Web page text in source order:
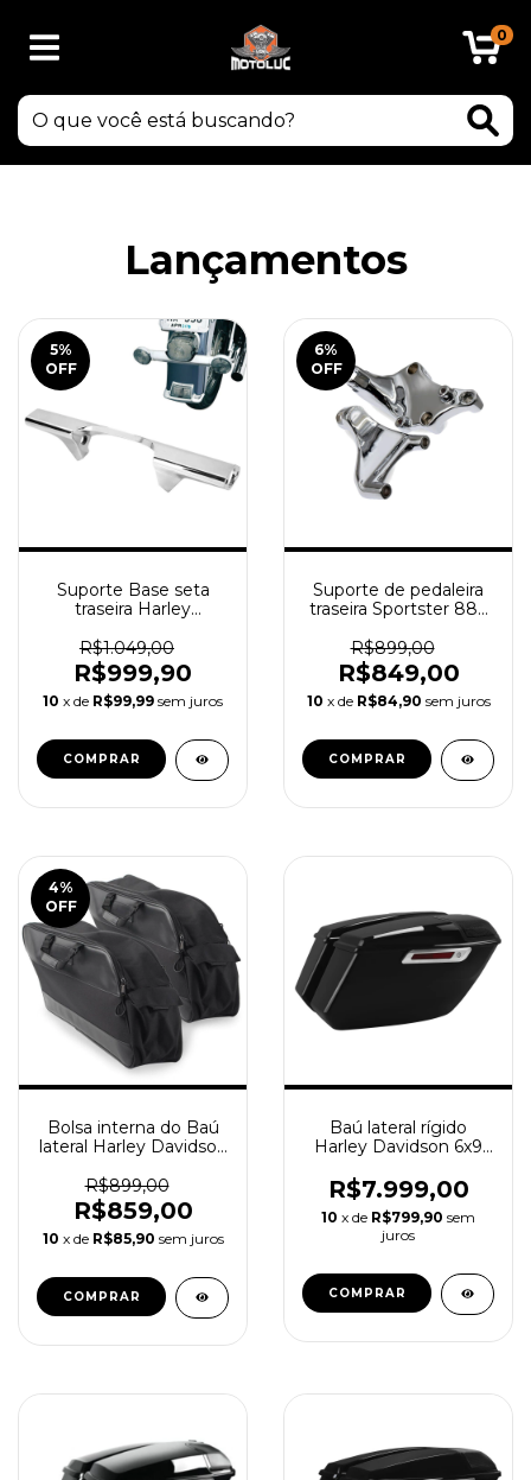
0
Lançamentos
5%
OFF
Suporte Base seta
traseira Harley
Softail
R$1.049,00
R$999,90
10 x de R$99,99 sem juros
6%
OFF
Suporte de pedaleira
traseira Sportster 883
R$899,00
R$849,00
10 x de R$84,90 sem juros
4%
OFF
Bolsa interna do Baú
lateral Harley Davidson
R$899,00
R$859,00
10 x de R$85,90 sem juros
Baú lateral rígido
Harley Davidson 6x9
Com alto Falantes
R$7.999,00
10 x de R$799,90 sem
juros